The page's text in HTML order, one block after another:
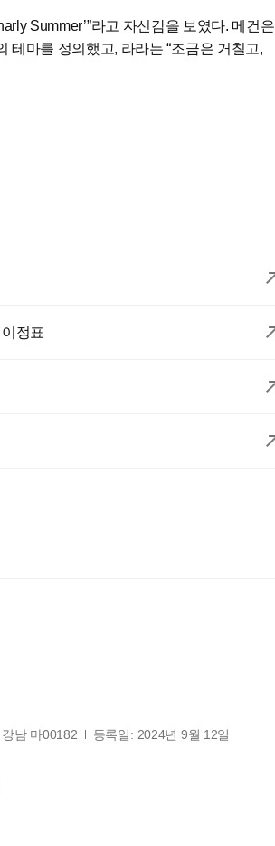
Summer’”라고 자신감을 보였다. 메건은
테마를 정의했고, 라라는 “조금은 거칠고,
정표
강남 마00182 등록일: 2024년 9월 12일